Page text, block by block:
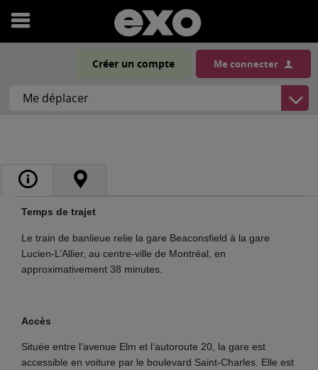
Ouvrir
menu
Créer un compte Me connecter
Temps de trajet
Le train de banlieue relie la gare Beaconsfield à la gare
Lucien-L’Allier, au centre-ville de Montréal, en
approximativement 38 minutes.
Accès
Située entre l’avenue Elm et l’autoroute 20, la gare est
accessible en voiture par le boulevard Saint-Charles. Elle est